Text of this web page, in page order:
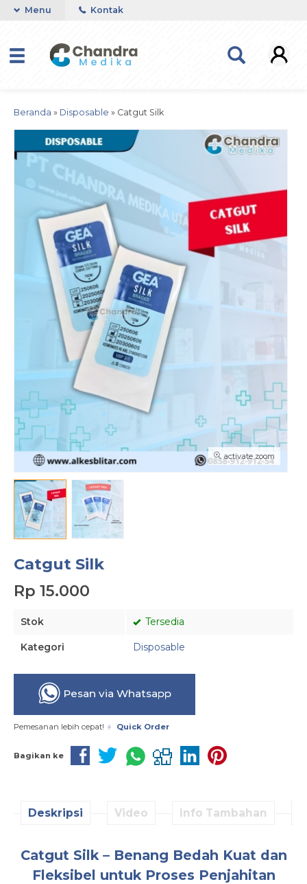
Menu Kontak
Beranda » Disposable » Catgut Silk
activate zoom
Catgut Silk
Rp 15.000
Stok Tersedia
Kategori Disposable
Pesan via Whatsapp
Pemesanan lebih cepat! Quick Order
Bagikan ke
Deskripsi Video Info Tambahan
Catgut Silk – Benang Bedah Kuat dan
Fleksibel untuk Proses Penjahitan